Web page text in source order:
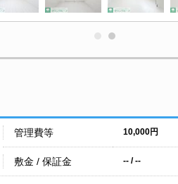
管理費等 10,000円
敷金 / 保証金 -- / --